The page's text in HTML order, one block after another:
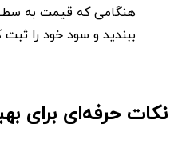
هنگامی که قیمت به
ببندید و سود خود را ثبت
نکات حرفه‌ای برای